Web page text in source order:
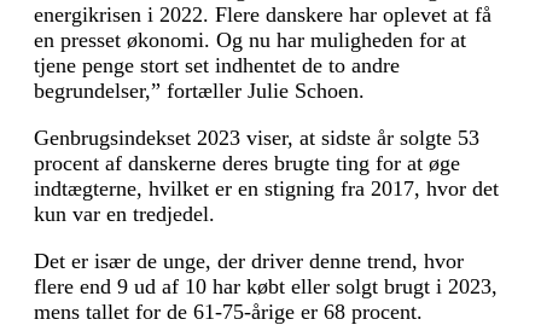
energikrisen i 2022. Flere danskere har oplevet at få
en presset økonomi. Og nu har muligheden for at
tjene penge stort set indhentet de to andre
begrundelser,” fortæller Julie Schoen.
Genbrugsindekset 2023 viser, at sidste år solgte 53
procent af danskerne deres brugte ting for at øge
indtægterne, hvilket er en stigning fra 2017, hvor det
kun var en tredjedel.
Det er især de unge, der driver denne trend, hvor
flere end 9 ud af 10 har købt eller solgt brugt i 2023,
mens tallet for de 61-75-årige er 68 procent.